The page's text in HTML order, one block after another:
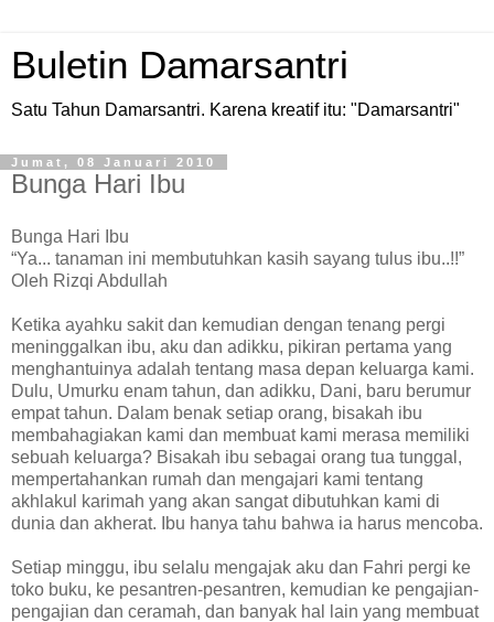
Buletin Damarsantri
Satu Tahun Damarsantri. Karena kreatif itu: "Damarsantri"
Jumat, 08 Januari 2010
Bunga Hari Ibu
Bunga Hari Ibu
“Ya... tanaman ini membutuhkan kasih sayang tulus ibu..!!”
Oleh Rizqi Abdullah
Ketika ayahku sakit dan kemudian dengan tenang pergi
meninggalkan ibu, aku dan adikku, pikiran pertama yang
menghantuinya adalah tentang masa depan keluarga kami.
Dulu, Umurku enam tahun, dan adikku, Dani, baru berumur
empat tahun. Dalam benak setiap orang, bisakah ibu
membahagiakan kami dan membuat kami merasa memiliki
sebuah keluarga? Bisakah ibu sebagai orang tua tunggal,
mempertahankan rumah dan mengajari kami tentang
akhlakul karimah yang akan sangat dibutuhkan kami di
dunia dan akherat. Ibu hanya tahu bahwa ia harus mencoba.
Setiap minggu, ibu selalu mengajak aku dan Fahri pergi ke
toko buku, ke pesantren-pesantren, kemudian ke pengajian-
pengajian dan ceramah, dan banyak hal lain yang membuat